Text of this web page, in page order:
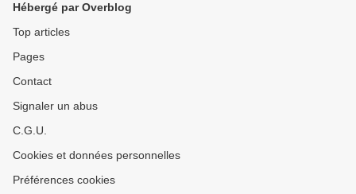
Hébergé par Overblog
Top articles
Pages
Contact
Signaler un abus
C.G.U.
Cookies et données personnelles
Préférences cookies